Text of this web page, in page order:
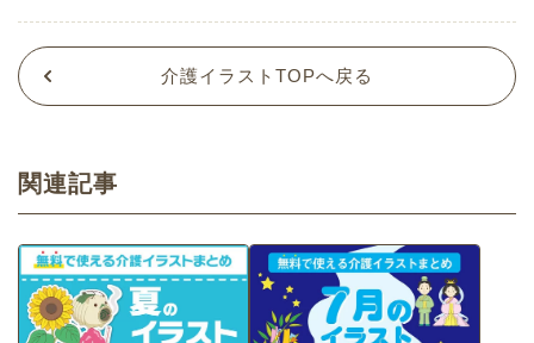
介護イラストTOPへ戻る
関連記事